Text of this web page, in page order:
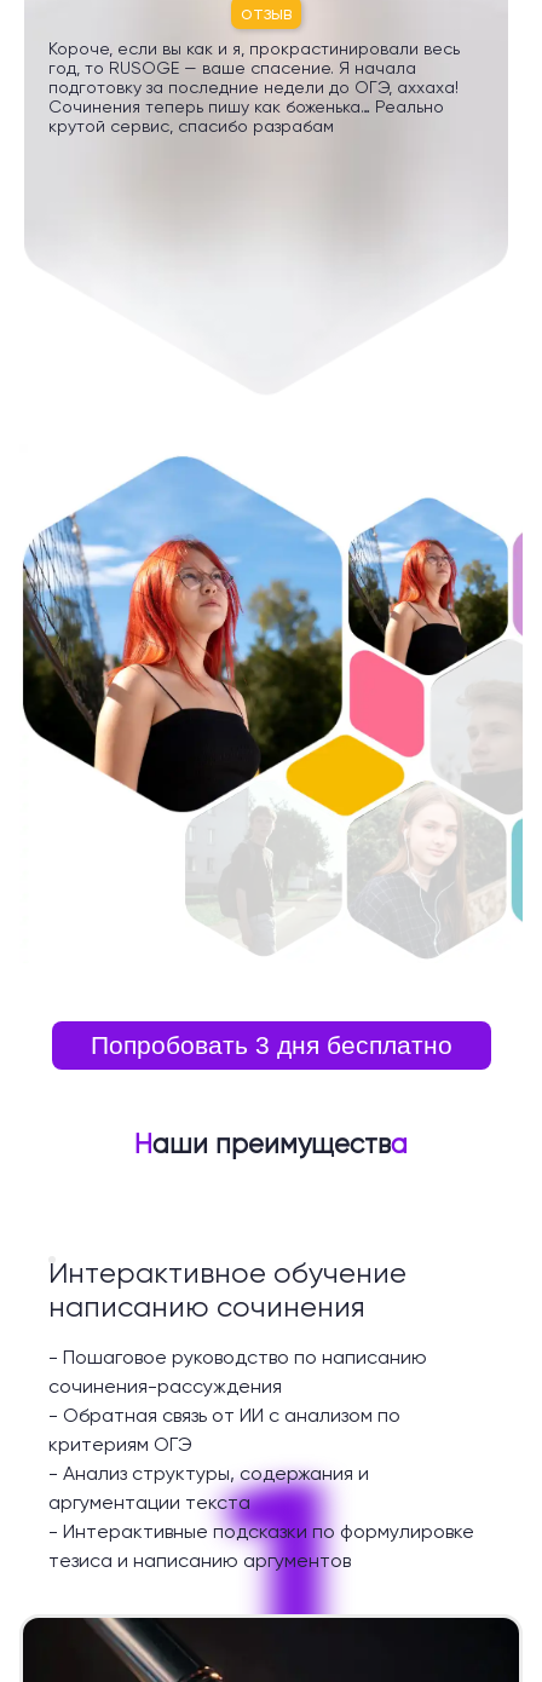
отзыв
Короче, если вы как и я, прокрастинировали весь
год, то RUSOGE — ваше спасение. Я начала
подготовку за последние недели до ОГЭ, аххаха!
Сочинения теперь пишу как боженька… Реально
крутой сервис, спасибо разрабам
Попробовать 3 дня бесплатно
Наши преимущества
1
Интерактивное обучение
написанию сочинения
- Пошаговое руководство по написанию
сочинения-рассуждения
- Обратная связь от ИИ с анализом по
критериям ОГЭ
- Анализ структуры, содержания и
аргументации текста
- Интерактивные подсказки по формулировке
тезиса и написанию аргументов